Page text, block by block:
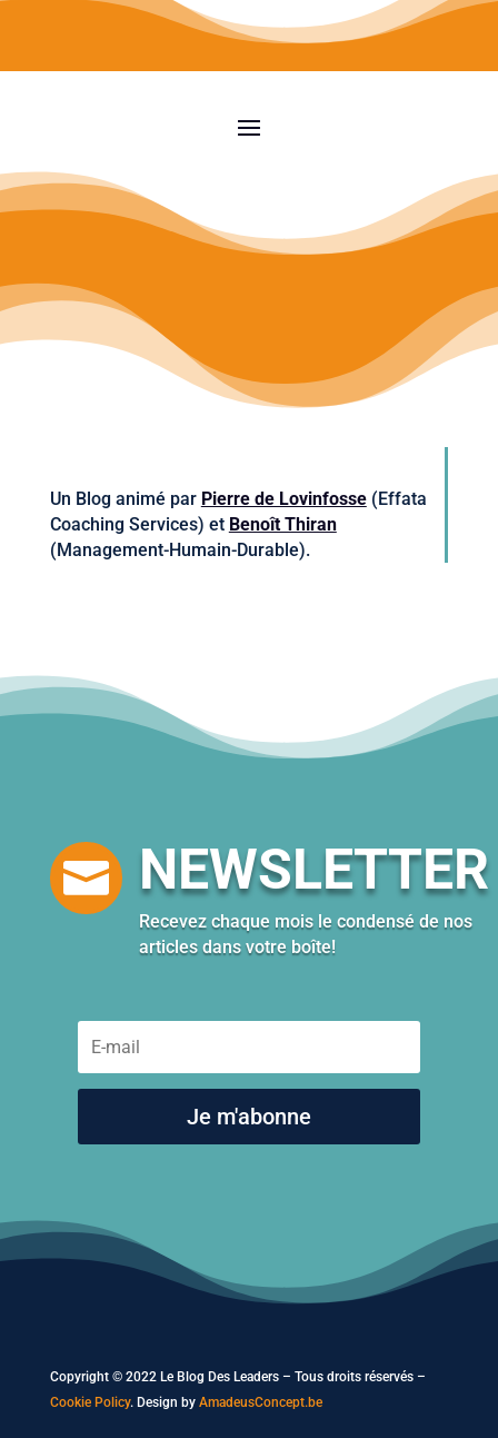
Un Blog animé par Pierre de Lovinfosse(Effata
Coaching Services) et Benoît Thiran
(Management-Humain-Durable).
 NEWSLETTER
Recevez chaque mois le condensé de nos
articles dans votre boîte!
Je m'abonne
Copyright © 2022 Le Blog Des Leaders – Tous droits réservés –
Cookie Policy. Design by AmadeusConcept.be